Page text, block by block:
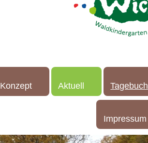
Konzept Aktuell Tagebuch
Impressum